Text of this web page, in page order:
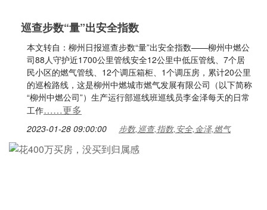
巡查步数“量”出安全指数
本文转自：柳州日报巡查步数“量”出安全指数——柳州中燃公
司88人守护近1700公里管线安全12公里中低压管线、7个居
民小区的燃气管线、12个调压箱柜、1个调压房，累计20公里
的巡检路线，这是柳州中燃城市燃气发展有限公司（以下简称
“柳州中燃公司”）生产运行部巡线班巡线员李金泽每天的日常
工作……更多
2023-01-28 09:00:00 步数,巡查,指数,安全,金泽,燃气